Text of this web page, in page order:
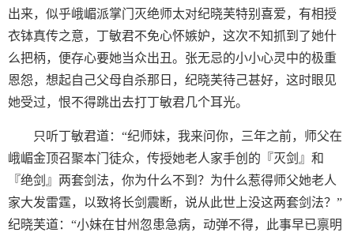
出来，似乎峨嵋派掌门灭绝师太对纪晓芙特别喜爱，有相授
衣钵真传之意，丁敏君不免心怀嫉妒，这次不知抓到了她什
么把柄，便存心要她当众出丑。张无忌的小小心灵中的极重
恩怨，想起自己父母自杀那日，纪晓芙待己甚好，这时眼见
她受过，恨不得跳出去打丁敏君几个耳光。
只听丁敏君道：“纪师妹，我来问你，三年之前，师父在
峨嵋金顶召聚本门徒众，传授她老人家手创的『灭剑』和
『绝剑』两套剑法，你为什么不到？为什么惹得师父她老人
家大发雷霆，以致将长剑震断，说从此世上没这两套剑法？”
纪晓芙道：“小妹在甘州忽患急病，动弹不得，此事早已禀明